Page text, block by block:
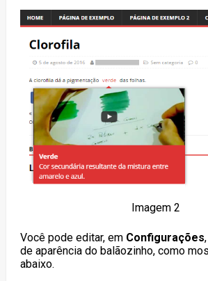
Imagem 2
Você pode editar, em Configurações
de aparência do balãozinho, como
abaixo.